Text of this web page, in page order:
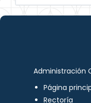
Administración
Página
Rectoría